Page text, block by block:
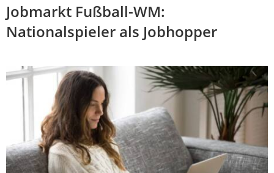
Jobmarkt Fußball-WM:
Nationalspieler als Jobhopper